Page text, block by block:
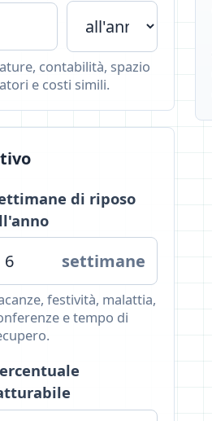
contabilità, spazio
e costi simili.
di riposo
settimane
festività, malattia,
e tempo di